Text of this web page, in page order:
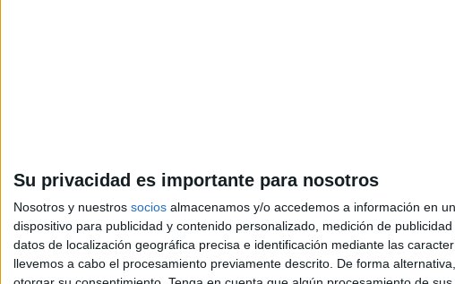
Su privacidad es importante para nosotros
Nosotros y nuestros socios almacenamos y/o accedemos a información en
dispositivo para publicidad y contenido personalizado, medición de
datos de localización geográfica precisa e identificación mediante las
llevemos a cabo el procesamiento previamente descrito. De forma